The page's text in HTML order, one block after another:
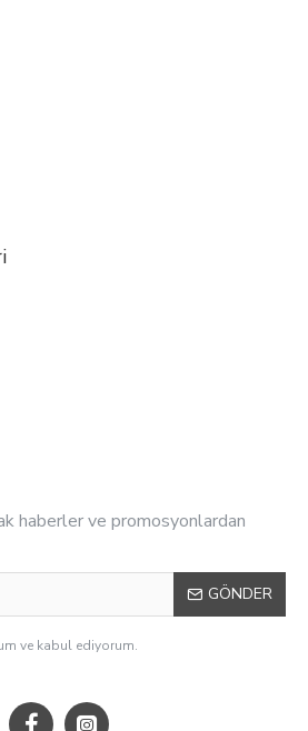
haberler ve promosyonlardan
GÖNDER
ve kabul ediyorum.